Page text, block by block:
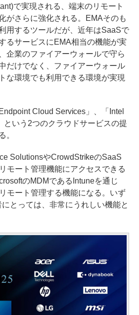
で実現される、端末のリモート
がさらに強化される。EMAそのも
用するツールだが、近年はSaaSで
るサービスにEMA相当の機能が実
企業のファイアーウォールで守ら
だけでなく、ファイアーウォール
な環境でも利用できる環境が実現
Cloud Services」、「Intel
という2つのクラウドサービスの提
。
SolutionsやCrowdStrikeのSaaS
モート管理機能にアクセスできる
のMDMであるIntuneを通じ
モート管理する機能になる。いず
とっては、非常にうれしい機能と